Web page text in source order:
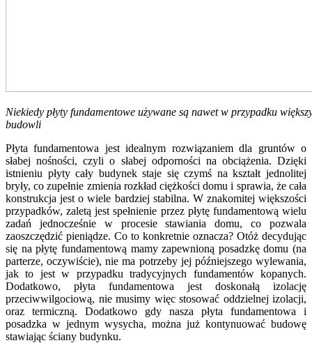
Niekiedy płyty fundamentowe używane są nawet w przypadku
budowli
Płyta fundamentowa jest idealnym rozwiązaniem dla gruntów o
słabej nośności, czyli o słabej odporności na obciążenia. Dzięki
istnieniu płyty cały budynek staje się czymś na kształt jednolitej
bryły, co zupełnie zmienia rozkład ciężkości domu i sprawia, że cała
konstrukcja jest o wiele bardziej stabilna. W znakomitej większości
przypadków, zaletą jest spełnienie przez płytę fundamentową wielu
zadań jednocześnie w procesie stawiania domu, co pozwala
zaoszczędzić pieniądze. Co to konkretnie oznacza? Otóż decydując
się na płytę fundamentową mamy zapewnioną posadzkę domu (na
parterze, oczywiście), nie ma potrzeby jej późniejszego wylewania,
jak to jest w przypadku tradycyjnych fundamentów kopanych.
Dodatkowo, płyta fundamentowa jest doskonałą izolację
przeciwwilgociową, nie musimy więc stosować oddzielnej izolacji,
oraz termiczną. Dodatkowo gdy nasza płyta fundamentowa i
posadzka w jednym wysycha, można już kontynuować budowę
stawiając ściany budynku.